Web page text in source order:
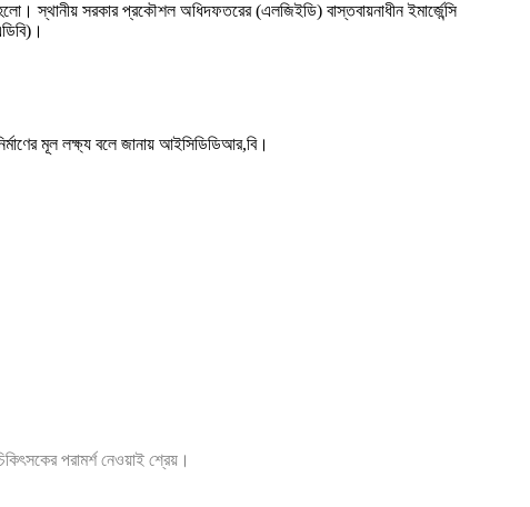
স্থানীয় সরকার প্রকৌশল অধিদফতরের (এলজিইডি) বাস্তবায়নাধীন ইমার্জেন্সি
মূল লক্ষ্য বলে জানায় আইসিডিডিআর,বি।
পরামর্শ নেওয়াই শ্রেয়।